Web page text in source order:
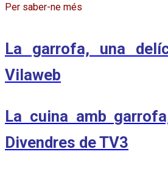
Per saber-ne més
La garrofa, una
Vilaweb
La cuina amb
Divendres de TV3